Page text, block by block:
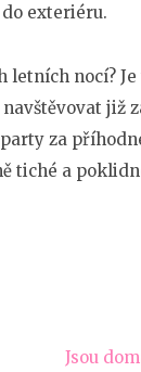
exteriéru.
letních nocí?
již
za
tiché a
Jsou